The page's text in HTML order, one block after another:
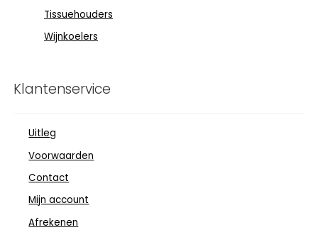
Tissuehouders
Wijnkoelers
Klantenservice
Uitleg
Voorwaarden
Contact
Mijn account
Afrekenen